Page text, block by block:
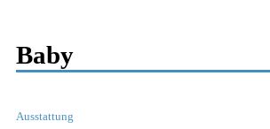
Baby
Ausstattung